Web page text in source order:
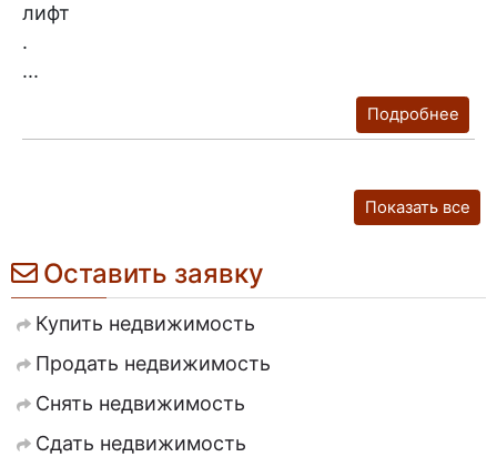
Оставить заявку
Купить недвижимость
Продать недвижимость
Снять недвижимость
Сдать недвижимость
лифт
.
...
Подробнее
Показать все